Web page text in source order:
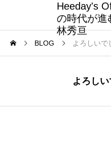
Heeday's
の時代が進
林秀亘
BLOG よろしいで
よろし